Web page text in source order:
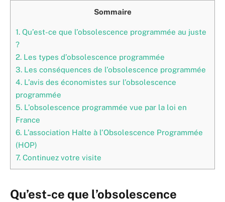
Sommaire
1. Qu’est-ce que l’obsolescence programmée au juste
?
2. Les types d’obsolescence programmée
3. Les conséquences de l’obsolescence programmée
4. L’avis des économistes sur l’obsolescence
programmée
5. L’obsolescence programmée vue par la loi en
France
6. L’association Halte à l’Obsolescence Programmée
(HOP)
7. Continuez votre visite
Qu’est-ce que l’obsolescence